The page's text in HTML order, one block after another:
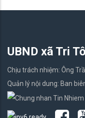
UBND xã Tri
Chịu trách nhiệm: Ông
Quản lý nội dung: Ban